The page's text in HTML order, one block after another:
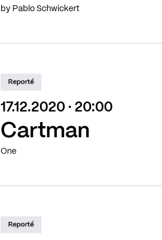
by Pablo Schwickert
Reporté
17.12.2020 · 20:00
Cartman
One
Reporté